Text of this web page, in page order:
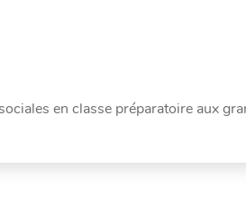
en classe préparatoire aux